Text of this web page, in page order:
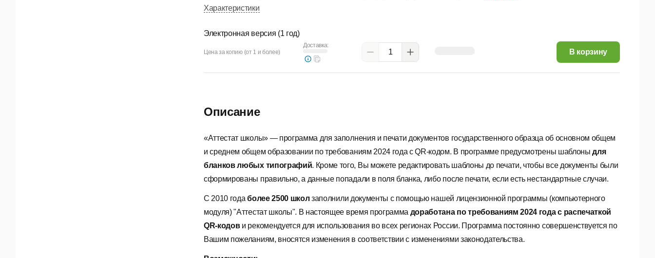
Описание
«Аттестат школы» — программа для заполнения и печати документов государственного образца об основном общем
и среднем общем образовании по требованиям 2024 года с QR-кодом. В программе предусмотрены шаблоныдля
бланков любых типографий. Кроме того, Вы можете редактировать шаблоны до печати, чтобы все документы были
сформированы правильно, а данные попадали в поля бланка, либо после печати, если есть нестандартные случаи.
С 2010 годаболее2500 школ заполнили документы с помощью нашей лицензионной программы (компьютерного
модуля) "Аттестат школы". В настоящее время программа доработана по требованиям 2024 года с распечаткой
QR-кодови рекомендуется для использования во всех регионах России. Программа постоянно совершенствуется по
Вашим пожеланиям, вносятся изменения в соответствии с изменениями законодательства.
Характеристики
Электронная версия (1 год)
Цена за копию (от 1 и более)
Доставка:
В корзину